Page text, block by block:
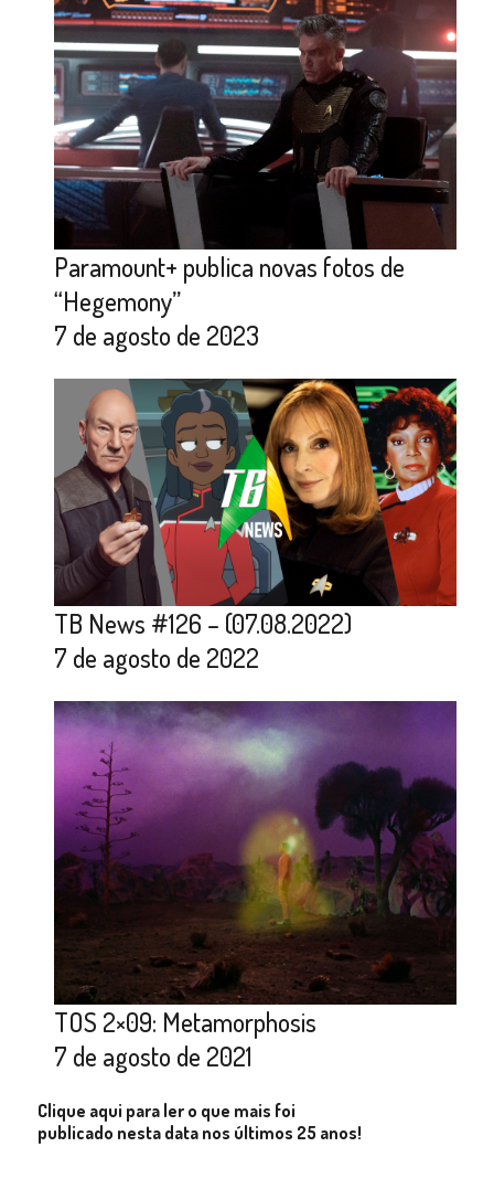
Paramount+ publica novas fotos de
“Hegemony”
7 de agosto de 2023
TB News #126 – (07.08.2022)
7 de agosto de 2022
TOS 2×09: Metamorphosis
7 de agosto de 2021
Clique aqui para ler o que mais foi
publicado nesta data nos últimos 25 anos!